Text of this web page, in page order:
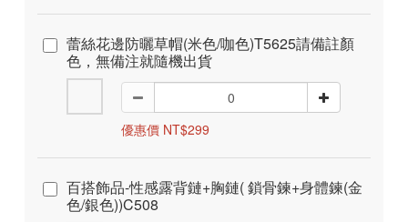
蕾絲花邊防曬草帽(米色/咖色)T5625請備註顏
色，無備注就隨機出貨
優惠價 NT$299
百搭飾品-性感露背鏈+胸鏈( 鎖骨鍊+身體鍊(金
色/銀色))C508